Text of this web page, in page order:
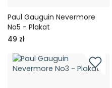
Paul Gauguin Nevermore
No5 - Plakat
49 zł